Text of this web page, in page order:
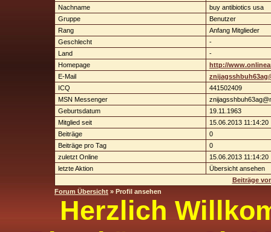
Nachname
buy antibiotics usa
Gruppe
Benutzer
Rang
Anfang Mitglieder
Geschlecht
-
Land
-
Homepage
http://
E-Mail
ICQ
441502409
MSN Messenger
Geburtsdatum
19.11.1963
Mitglied seit
15.06.2013 11:14:20
Beiträge
0
Beiträge pro Tag
0
zuletzt Online
15.06.2013 11:14:20
letzte Aktion
Übersicht ansehen
Beiträge
Forum Übersicht » Profil ansehen
Herzlich